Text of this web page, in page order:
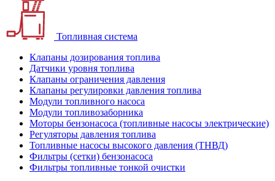
Топливная система
Клапаны дозирования топлива
Датчики уровня топлива
Клапаны ограничения давления
Клапаны регулировки давления топлива
Модули топливного насоса
Модули топливозаборника
Моторы бензонасоса (топливные насосы электрические)
Регуляторы давления топлива
Топливные насосы высокого давления (ТНВД)
Фильтры (сетки) бензонасоса
Фильтры топливные тонкой очистки